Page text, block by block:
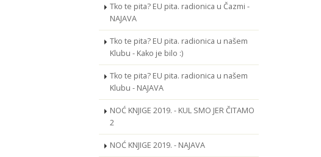
Tko te pita? EU pita. radionica u Čazmi -
NAJAVA
Tko te pita? EU pita. radionica u našem
Klubu - Kako je bilo :)
Tko te pita? EU pita. radionica u našem
Klubu - NAJAVA
NOĆ KNJIGE 2019. - KUL SMO JER ČITAMO
2
NOĆ KNJIGE 2019. - NAJAVA